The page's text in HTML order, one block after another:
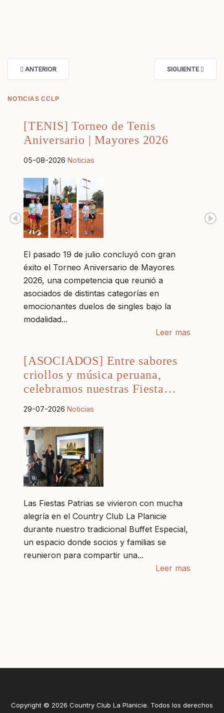
ANTERIOR SIGUIENTE
NOTICIAS CCLP
[TENIS] Torneo de Tenis
Aniversario | Mayores 2026
05-08-2026 Noticias
El pasado 19 de julio concluyó con gran
éxito el Torneo Aniversario de Mayores
2026, una competencia que reunió a
asociados de distintas categorías en
emocionantes duelos de singles bajo la
modalidad...
Leer mas
[ASOCIADOS] Entre sabores
criollos y música peruana,
celebramos nuestras Fiesta…
29-07-2026 Noticias
Las Fiestas Patrias se vivieron con mucha
alegría en el Country Club La Planicie
durante nuestro tradicional Buffet Especial,
un espacio donde socios y familias se
reunieron para compartir una...
Leer mas
Copyright © 2026 Country Club La Planicie. Todos los derechos